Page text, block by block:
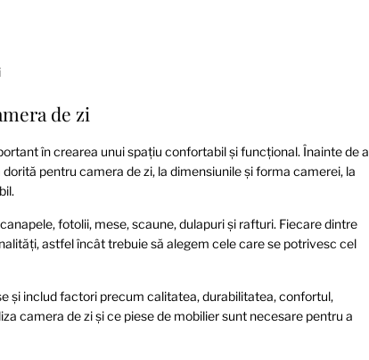
de zi
în crearea unui spațiu confortabil și funcțional. Înainte de a
pentru camera de zi, la dimensiunile și forma camerei, la
fotolii, mese, scaune, dulapuri și rafturi. Fiecare dintre
astfel încât trebuie să alegem cele care se potrivesc cel
și includ factori precum calitatea, durabilitatea, confortul,
camera de zi și ce piese de mobilier sunt necesare pentru a